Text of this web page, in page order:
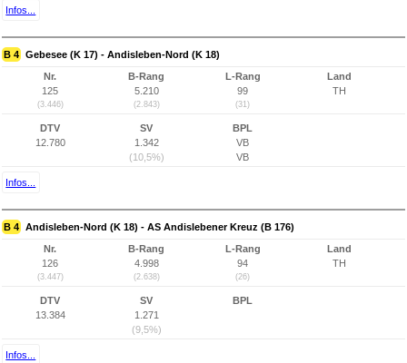
Infos...
B 4 Gebesee (K 17) - Andisleben-Nord (K 18)
Nr.
125
(3.446)
B-Rang
5.210
(2.843)
L-Rang
99
(31)
Land
TH
DTV
12.780
SV
1.342
(10,5%)
BPL
VB
VB
Infos...
B 4 Andisleben-Nord (K 18) - AS Andislebener Kreuz (B 176)
Nr.
126
(3.447)
B-Rang
4.998
(2.638)
L-Rang
94
(26)
Land
TH
DTV
13.384
SV
1.271
(9,5%)
BPL
Infos...